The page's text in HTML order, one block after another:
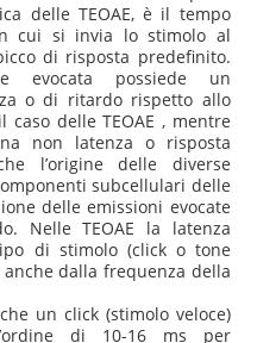
delle TEOAE, è il tempo
cui si invia lo stimolo al
di risposta predefinito.
evocata possiede un
o di ritardo rispetto allo
delle TEOAE , mentre
non latenza o risposta
l’origine delle diverse
subcellulari delle
delle emissioni evocate
Nelle TEOAE la latenza
di stimolo (click o tone
dalla frequenza della
un click (stimolo veloce)
di 10-16 ms per